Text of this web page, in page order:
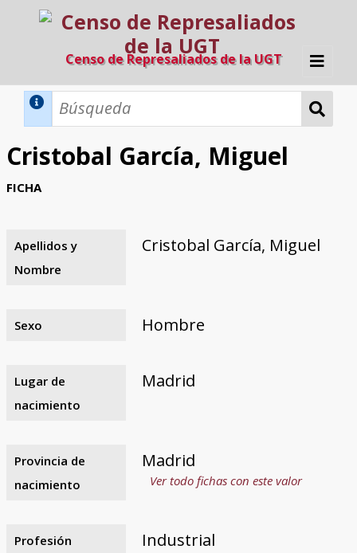
Censo de Represaliados de la UGT
Inicio
Búsqueda Dinámica
Búsqueda Avanzada
Razones y objetivos
El equipo
Colaboradores
Fuentes documentales
Cristobal García, Miguel
FICHA
Apellidos y
Nombre
Cristobal García, Miguel
Sexo Hombre
Lugar de
nacimiento
Madrid
Provincia de
nacimiento
Madrid
Ver todo fichas con este valor
Profesión Industrial